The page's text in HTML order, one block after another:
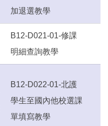
加退選教學
B12-D021-01-修課
明細查詢教學
B12-D022-01-北護
學生至國內他校選課
單填寫教學